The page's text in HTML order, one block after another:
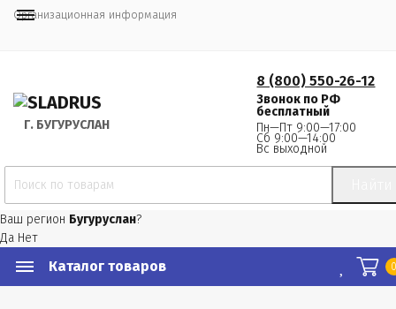
Организационная информация
Г. БУГУРУСЛАН
8 (800) 550-26-12
Звонок по РФ
бесплатный
Пн—Пт 9:00—17:00
Сб 9:00—14:00
Вс выходной
Ваш регион Бугуруслан?
Да Нет
Каталог товаров